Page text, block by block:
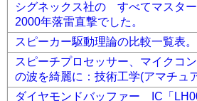
シグネックス社の すべてマスター
2000年落雷直撃でした。
スピーカー駆動理論の比較一覧表
スピーチプロセッサー、マイクコ
の波を綺麗に：技術工学(アマチュ
ダイヤモンドバッファー IC「